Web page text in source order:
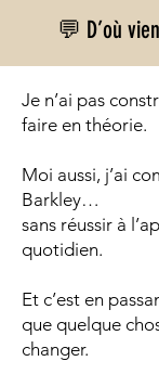
💬 D’où
Je n’ai pas
faire en théorie.
Moi aussi, j’ai
Barkley…
sans réussir à
quotidien.
Et c’est en
que quelque
changer.